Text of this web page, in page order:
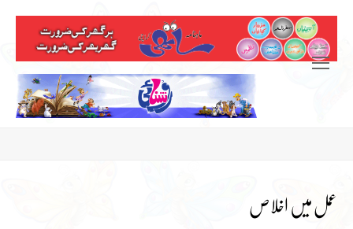
عمل میں اخلاص